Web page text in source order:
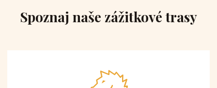
Spoznaj naše zážitkové trasy